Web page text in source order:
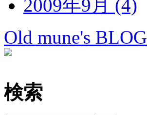
2009年9月 (4)
Old mune's BLOG
検索